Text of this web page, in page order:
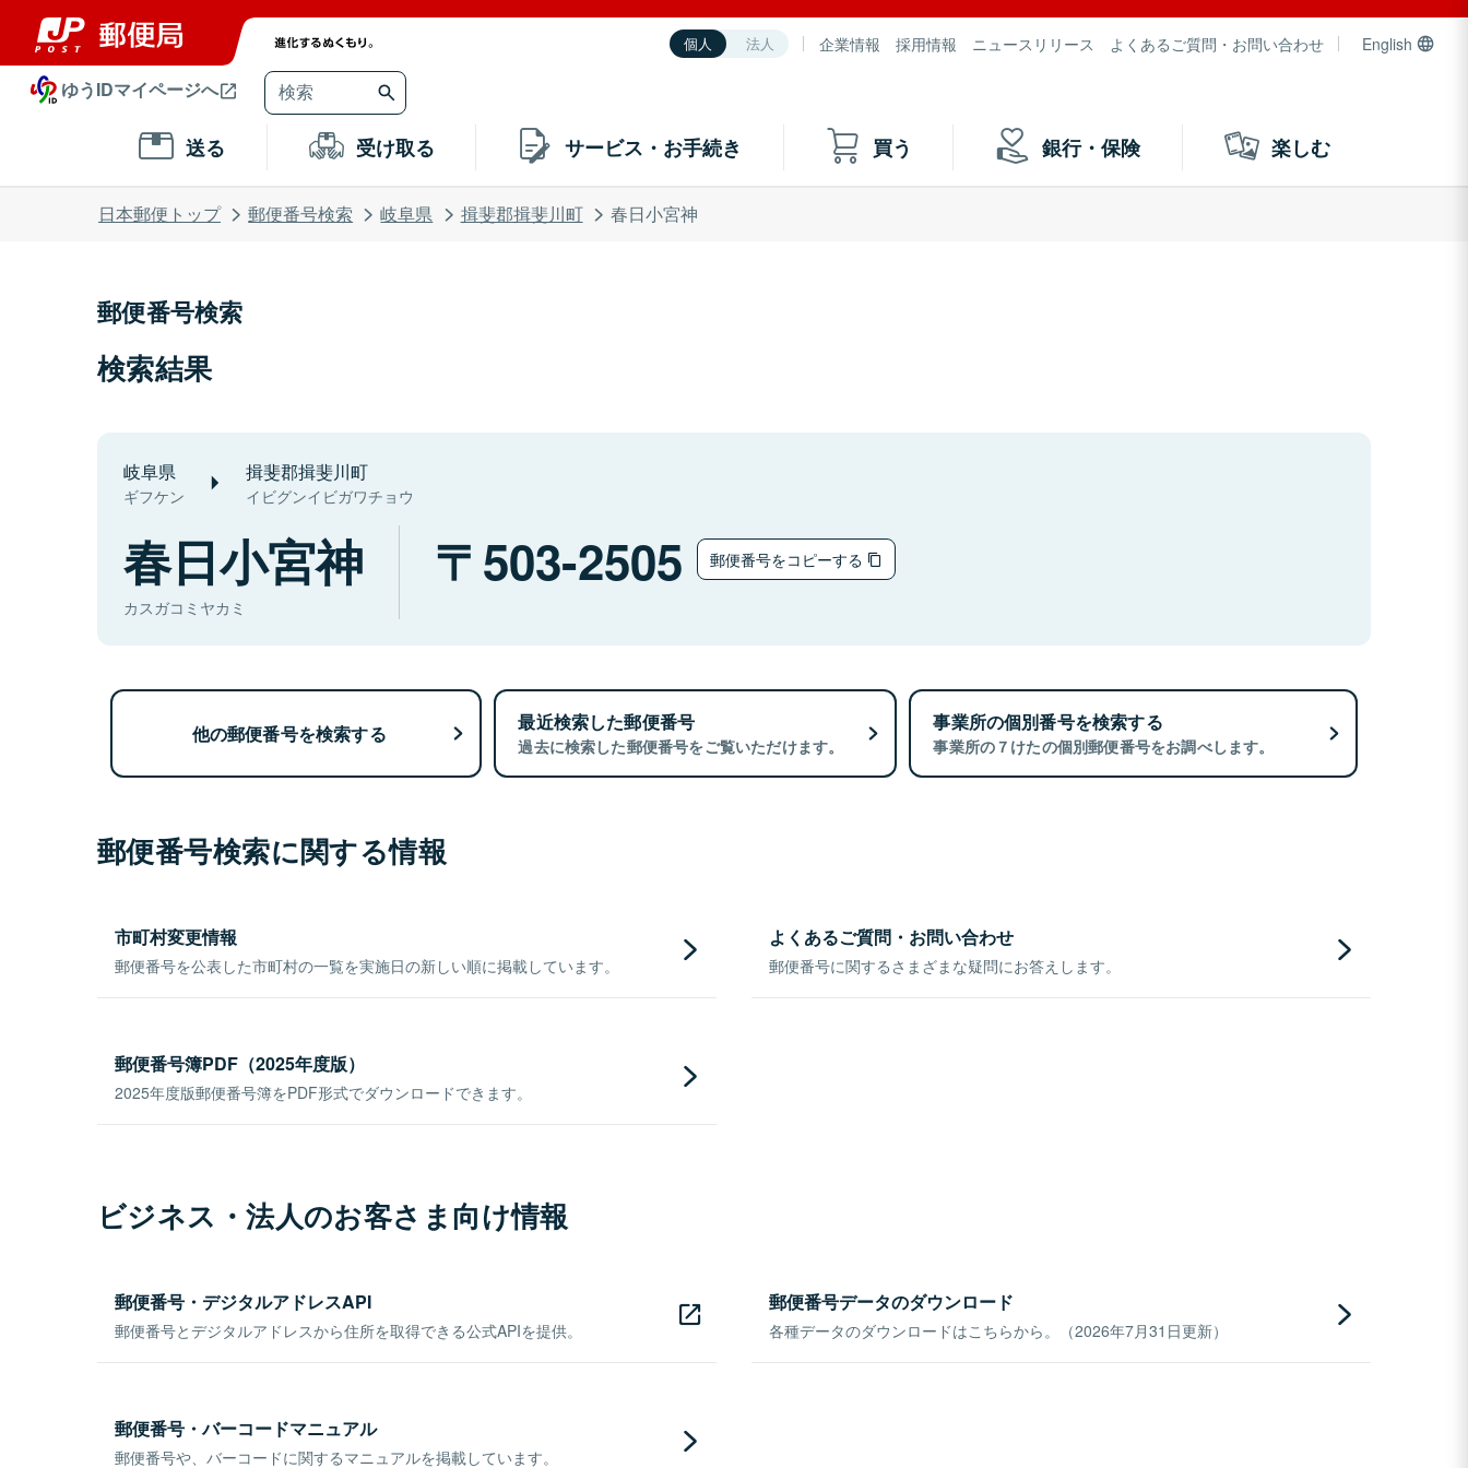
個人 法人 企業情報 採用情報 ニュースリリース よくあるご質問・お問い合わせ English
ゆうIDマイページへ
送る 受け取る サービス・お手続き 買う 銀行・保険 楽しむ
日本郵便トップ 郵便番号検索 岐阜県 揖斐郡揖斐川町 春日小宮神
郵便番号検索
検索結果
岐阜県
ギフケン
揖斐郡揖斐川町
イビグンイビガワチョウ
春日小宮神
カスガコミヤカミ
503-2505 郵便番号をコピーする
他の郵便番号を検索する 最近検索した郵便番号
過去に検索した郵便番号をご覧いただけます。
事業所の個別番号を検索する
事業所の７けたの個別郵便番号をお調べします。
郵便番号検索に関する情報
市町村変更情報
郵便番号を公表した市町村の一覧を実施日の新しい順に掲載しています。
よくあるご質問・お問い合わせ
郵便番号に関するさまざまな疑問にお答えします。
郵便番号簿PDF（2025年度版）
2025年度版郵便番号簿をPDF形式でダウンロードできます。
ビジネス・法人のお客さま向け情報
郵便番号・デジタルアドレスAPI
郵便番号とデジタルアドレスから住所を取得できる公式APIを提供。
郵便番号データのダウンロード
各種データのダウンロードはこちらから。（2026年7月31日更新）
郵便番号・バーコードマニュアル
郵便番号や、バーコードに関するマニュアルを掲載しています。